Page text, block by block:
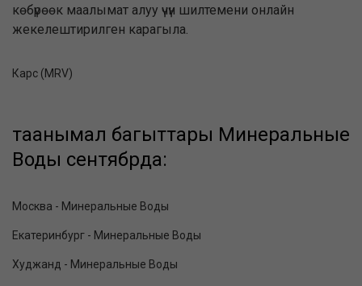
көбүрөөк маалымат алуу үчүн шилтемени онлайн
жекелештирилген карагыла.
Карс (MRV)
таанымал багыттары Минеральные
Воды сентябрда:
Москва - Минеральные Воды
Екатеринбург - Минеральные Воды
Худжанд - Минеральные Воды